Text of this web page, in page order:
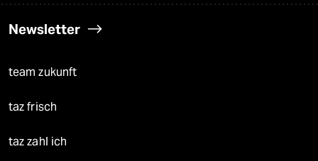
Newsletter
team zukunft
taz frisch
taz zahl ich